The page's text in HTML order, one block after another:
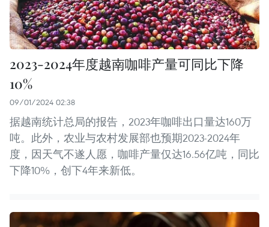
2023-2024年度越南咖啡产量可同比下降
10%
09/01/2024 02:38
据越南统计总局的报告，2023年咖啡出口量达160万
吨。此外，农业与农村发展部也预期2023-2024年
度，因天气不遂人愿，咖啡产量仅达16.56亿吨，同比
下降10%，创下4年来新低。